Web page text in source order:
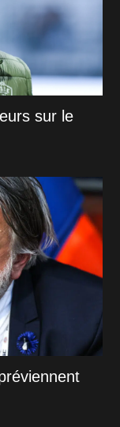
sur le